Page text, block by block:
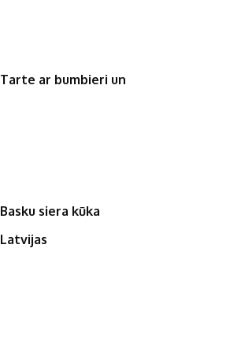
Tarte ar bumbieri un
Basku siera kūka
Latvijas